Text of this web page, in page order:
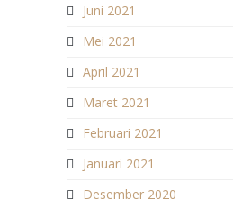
Juni 2021
Mei 2021
April 2021
Maret 2021
Februari 2021
Januari 2021
Desember 2020